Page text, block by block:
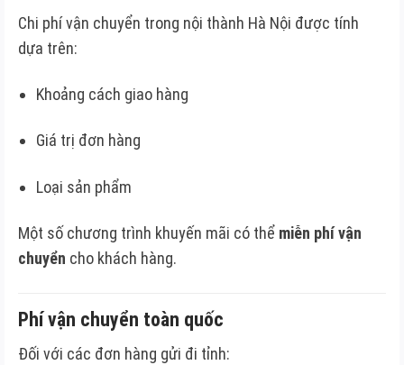
Chi phí vận chuyển trong nội thành Hà Nội được tính
dựa trên:
Khoảng cách giao hàng
Giá trị đơn hàng
Loại sản phẩm
Một số chương trình khuyến mãi có thể miễn phí vận
chuyển cho khách hàng.
Phí vận chuyển toàn quốc
Đối với các đơn hàng gửi đi tỉnh: